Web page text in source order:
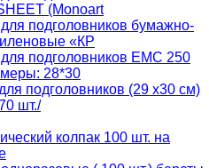
(Monoart
подголовников бумажно-
«КР
подголовников ЕМС 250
28*30
подголовников (29 х30 см)
шт./
колпак 100 шт. на